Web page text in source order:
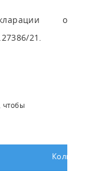
о
21.
чтобы